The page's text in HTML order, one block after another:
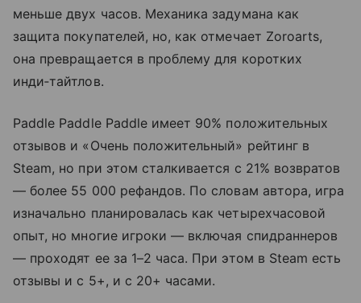
меньше двух часов. Механика задумана как
защита покупателей, но, как отмечает Zoroarts,
она превращается в проблему для коротких
инди‑тайтлов.
Paddle Paddle Paddle имеет 90% положительных
отзывов и «Очень положительный» рейтинг в
Steam, но при этом сталкивается с 21% возвратов
— более 55 000 рефандов. По словам автора, игра
изначально планировалась как четырехчасовой
опыт, но многие игроки — включая спидраннеров
— проходят ее за 1–2 часа. При этом в Steam есть
отзывы и с 5+, и с 20+ часами.